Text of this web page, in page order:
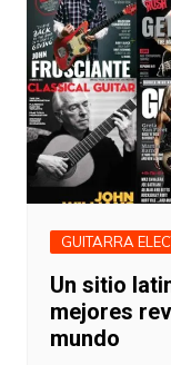
GUITARRA
Un sitio
mejores
mundo